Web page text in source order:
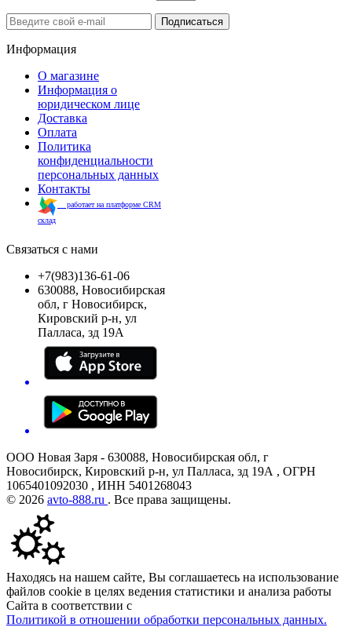
Подписаться
Информация
О магазине
Информация о
юридическом лице
Доставка
Оплата
Политика
конфиденциальности
персональных данных
Контакты
работает на платформе CRM
склад
Связаться с нами
+7(983)136-61-06
630088, Новосибирская
обл, г Новосибирск,
Кировский р-н, ул
Палласа, зд 19А
ООО Новая Заря - 630088, Новосибирская обл, г
Новосибирск, Кировский р-н, ул Палласа, зд 19А , ОГРН
1065401092030 , ИНН 5401268043
© 2026 avto-888.ru . Все права защищены.
Находясь на нашем сайте, Вы соглашаетесь на использование
файлов cookie в целях ведения статистики и анализа работы
Сайта в соответствии с
Политикой в отношении обработки персональных данных.